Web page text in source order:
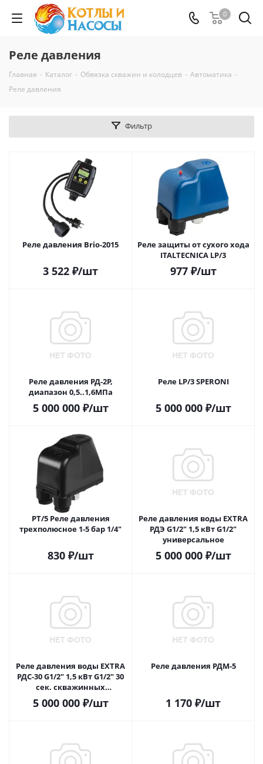
0
Реле давления
Главная - Каталог - Обвязка скважин и колодцев - Автоматика -
Реле давления
Фильтр
Реле давления Brio-2015
3 522 ₽/шт
Реле защиты от сухого хода
ITALTECNICA LP/3
977₽/шт
Реле давления РД-2Р,
диапазон 0,5..1,6МПа
5 000 000₽/шт
Реле LP/3 SPERONI
5 000 000₽/шт
PT/5 Реле давления
трехполюсное 1-5 бар 1/4"
830₽/шт
Реле давления воды EXTRA
РДЭ G1/2" 1,5 кВт G1/2"
универсальное
5 000 000₽/шт
Реле давления воды EXTRA
РДС-30 G1/2" 1,5 кВт G1/2" 30
сек. скважинных
(погружных) насосов
5 000 000₽/шт
Реле давления РДМ-5
1 170 ₽/шт